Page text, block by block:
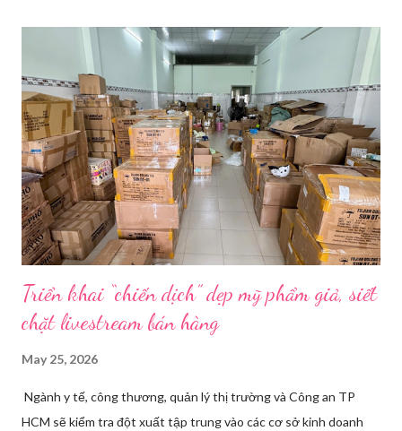
thay đồ. Chỉ trong vài phút, phòng khách được sắp xếp lại. Hai
đèn chiếu ngược sáng bật lên. Một chiếc điện thoại được gắn cố
định. Cả ba người vào vị trí. Wu đã chuẩn bị sẵn lời thoại và trao
đổi trước cách diễn đạt với ông và mẹ, thậm chí còn bàn xem
dùng từ nào trong phương ngữ Thượng Hải nghe tự nhiên nhất
trên camera. Ông cô nhăn mặt khi nghe giải thích về Thế vận
hội Mùa đông. “Người già như tụi ông không hiểu mấy cái này...
Triển khai “chiến dịch” dẹp mỹ phẩm giả, siết
chặt livestream bán hàng
May 25, 2026
Ngành y tế, công thương, quản lý thị trường và Công an TP
HCM sẽ kiểm tra đột xuất tập trung vào các cơ sở kinh doanh